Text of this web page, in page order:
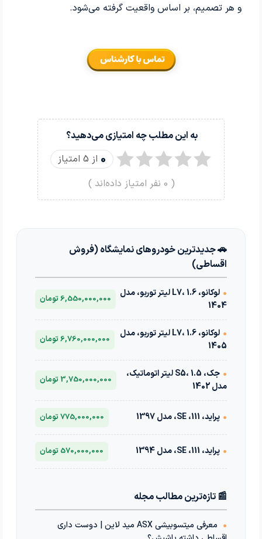
و هر تصمیم، بر اساس واقعیت گرفته می‌شود.
به این مطلب چه امتیازی می‌دهید؟
0 از 5 امتیاز
(
0 نفر امتیاز داده‌اند )
🚗 جدیدترین خودروهای نمایشگاه (فروش
اقساطی)
•
لوکانو، L7، 1.6 لیتر توربو، مدل
1404
6,550,000,000 تومان
•
لوکانو، L7، 1.6 لیتر توربو، مدل
1405
6,760,000,000 تومان
•
جک، S5، 1.5 لیتر اتوماتیک،
مدل 1402
3,750,000,000 تومان
• پراید، 111، SE، مدل 1397 775,000,000 تومان
• پراید، 111، SE، مدل 1394 570,000,000 تومان
📰 تازه‌ترین مطالب مجله
•
معرفی میتسوبیشی ASX مید لاین | دوست داری